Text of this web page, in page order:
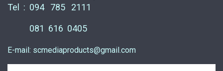
Tel : 094 785 2111
081 616 0405
E-mail: scmediaproducts@gmail.com